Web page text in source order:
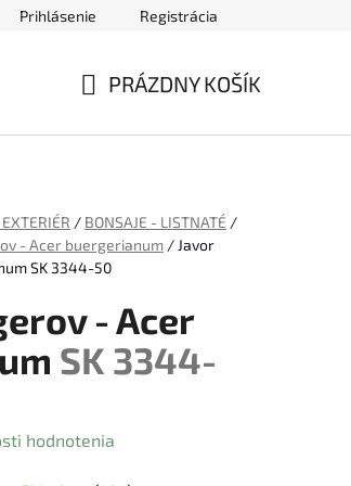
Prihlásenie Registrácia
PRÁZDNY KOŠÍK
/ BONSAJE - LISTNATÉ /
- Acer buergerianum / Javor
SK 3344-50
- Acer
SK 3344-
hodnotenia